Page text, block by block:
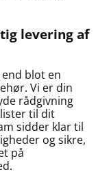
levering af
end blot en
Vi er din
rådgivning
til dit
sidder klar til
og sikre,
på